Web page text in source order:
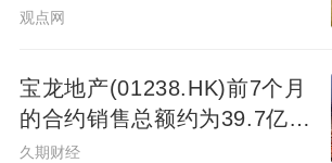
2.14%
观点网
宝龙地产(01238.HK)前7个月
的合约销售总额约为39.7亿元
同比减少7.78%
久期财经